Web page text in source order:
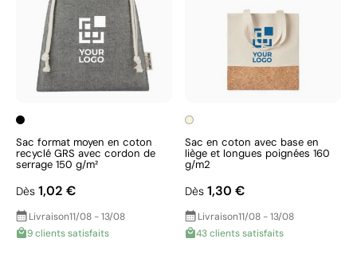
Sac format moyen en coton
recyclé GRS avec cordon de
serrage 150 g/m²
Dès 1,02 €
Livraison11/08 - 13/08
9 clients satisfaits
Sac en coton avec base en
liège et longues poignées 160
g/m2
Dès 1,30 €
Livraison11/08 - 13/08
43 clients satisfaits